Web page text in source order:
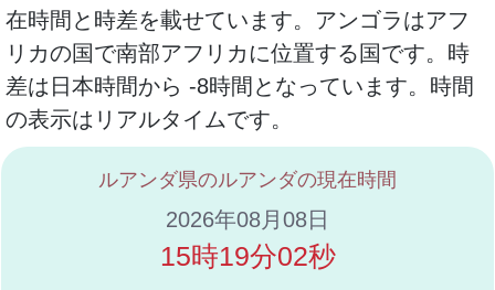
在時間と時差を載せています。アンゴラはアフ
リカの国で南部アフリカに位置する国です。時
差は日本時間から -8時間となっています。時間
の表示はリアルタイムです。
ルアンダ県のルアンダの現在時間
2026年08月08日
15時19分02秒